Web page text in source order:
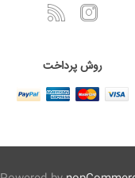
روش پرداخت